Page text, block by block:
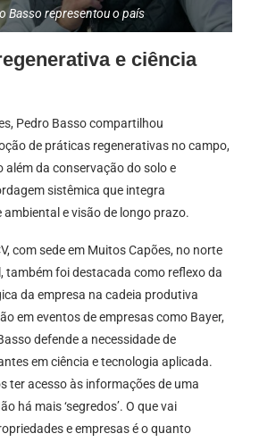
Basso representou o país
e ciência
Pedro Basso compartilhou
de práticas regenerativas no campo,
além da conservação do solo e
sistêmica que integra
e visão de longo prazo.
com sede em Muitos Capões, no norte
também foi destacada como reflexo da
da empresa na cadeia produtiva
em eventos de empresas como Bayer,
defende a necessidade de
em ciência e tecnologia aplicada.
ter acesso às informações de uma
há mais ‘segredos’. O que vai
e empresas é o quanto